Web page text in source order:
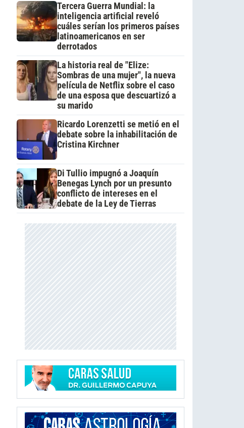
Tercera Guerra Mundial: la
inteligencia artificial reveló
cuáles serían los primeros países
latinoamericanos en ser
derrotados
La historia real de "Elize:
Sombras de una mujer", la nueva
película de Netflix sobre el caso
de una esposa que descuartizó a
su marido
Ricardo Lorenzetti se metió en el
debate sobre la inhabilitación de
Cristina Kirchner
Di Tullio impugnó a Joaquín
Benegas Lynch por un presunto
conflicto de intereses en el
debate de la Ley de Tierras